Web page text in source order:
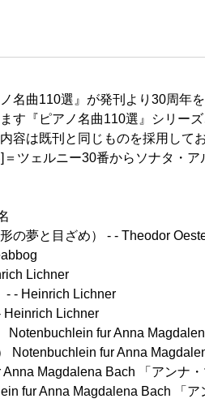
名曲110選』が発刊より30周年
す『ピアノ名曲110選』シリー
容は既刊と同じものを採用し
ツェルニー30番からソナタ・
の夢と目ざめ） - - Theodor
Lichner
- - Heinrich Lichner
Heinrich Lichner
Notenbuchlein fur Anna
Notenbuchlein fur Anna
Magdalena Bach 「アンナ
fur Anna Magdalena Bach 「